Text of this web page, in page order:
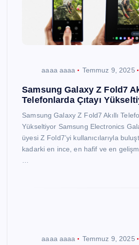
aaaa aaaa Temmuz 9, 2025
Samsung Galaxy Z Fold7
Telefonlarda Çıtayı
Samsung Galaxy Z Fold7 Akıllı
Yükseltiyor Samsung Electronics
üyesi Z Fold7’yi kullanıcılarıyla
kadarki en ince, en hafif ve en
aaaa aaaa Temmuz 9, 2025